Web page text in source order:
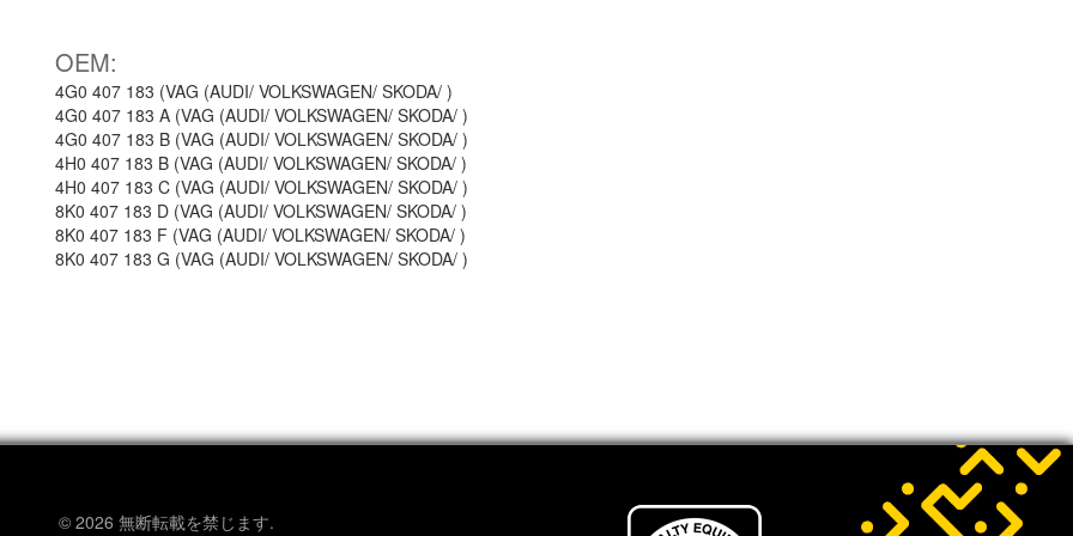
OEM:
4G0 407 183 (VAG (AUDI/ VOLKSWAGEN/ SKODA/ )
4G0 407 183 A (VAG (AUDI/ VOLKSWAGEN/ SKODA/ )
4G0 407 183 B (VAG (AUDI/ VOLKSWAGEN/ SKODA/ )
4H0 407 183 B (VAG (AUDI/ VOLKSWAGEN/ SKODA/ )
4H0 407 183 C (VAG (AUDI/ VOLKSWAGEN/ SKODA/ )
8K0 407 183 D (VAG (AUDI/ VOLKSWAGEN/ SKODA/ )
8K0 407 183 F (VAG (AUDI/ VOLKSWAGEN/ SKODA/ )
8K0 407 183 G (VAG (AUDI/ VOLKSWAGEN/ SKODA/ )
© 2026 無断転載を禁じます.